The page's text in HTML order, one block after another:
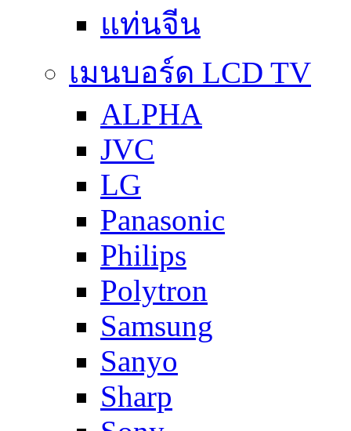
แท่นจีน
เมนบอร์ด LCD TV
ALPHA
JVC
LG
Panasonic
Philips
Polytron
Samsung
Sanyo
Sharp